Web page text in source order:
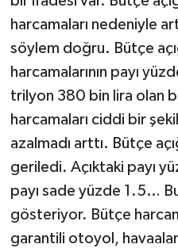
harcamaları nedeniyle
söylem doğru. Bütçe
harcamalarının payı
trilyon 380 bin lira olan
harcamaları ciddi bir
azalmadı arttı. Bütçe
geriledi. Açıktaki payı
payı sade yüzde 1.5…
gösteriyor. Bütçe
garantili otoyol,